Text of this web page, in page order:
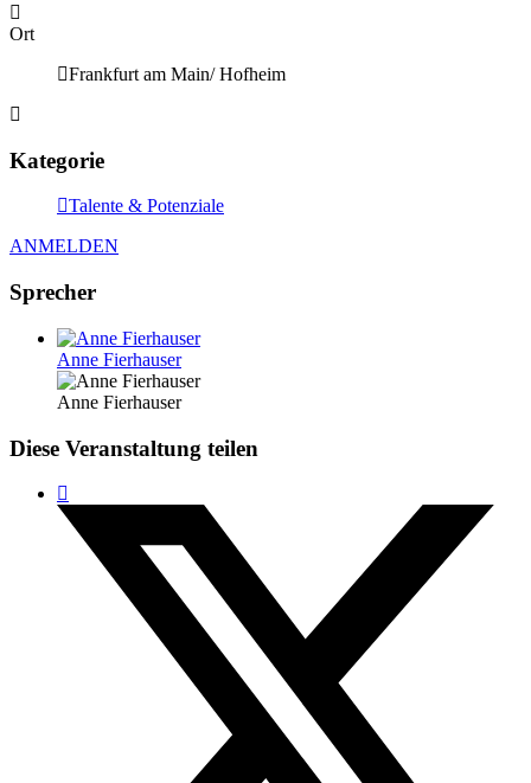
Ort
Frankfurt am Main/ Hofheim
Kategorie
Talente & Potenziale
ANMELDEN
Sprecher
Anne Fierhauser
Anne Fierhauser
Diese Veranstaltung teilen